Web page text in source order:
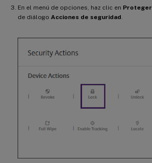
En el menú de opciones, haz clic en Proteger
de diálogo Acciones de seguridad.